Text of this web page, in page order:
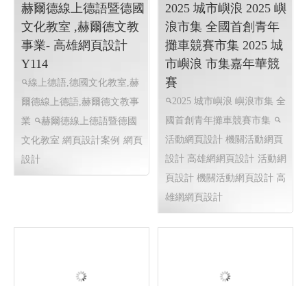
貓咪減肥
客製購物網站,會
員購物網,網頁活動設計 高雄
客製購物網站,高雄會員購物
網,高雄網頁活動設計
室內設計高雄工程,高雄裝潢
裝修,高雄室內設計規劃,高雄
老屋翻新設計,高雄客變規劃,
高雄店面設計裝潢,�
網頁設計 高雄程式設計 網頁
設計 程式設計
文化教室 ,赫爾德文教
浪市集 全國首創青年